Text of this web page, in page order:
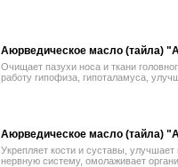
Аюрведическое масло (тайла)
Очищает пазухи носа и ткани
работу гипофиза, гипоталамуса,
Аюрведическое масло (тайла)
Укрепляет кости и суставы,
нервную систему, омолаживает